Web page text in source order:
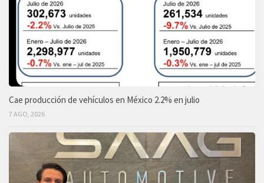
Cae producción de vehículos en México 2.2% en julio
7 AGO, 2026